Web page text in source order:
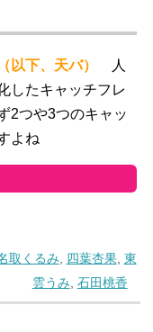
以下、天バ）
人
したキャッチフレ
2つや3つのキャッ
よね
取くるみ 四葉杏果, 東
雲うみ 石田桃香